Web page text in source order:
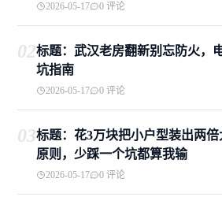
2026-05-17 0 评论
02标题：武汉老房翻新别忘防火，
坑指南
2026-05-17 0 评论
03标题：花3万块把小户型装出两
原则，少踩一个坑都算我输
2026-05-17 0 评论